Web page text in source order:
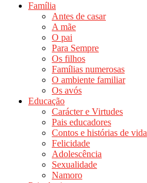
Família
Antes de casar
A mãe
O pai
Para Sempre
Os filhos
Famílias numerosas
O ambiente familiar
Os avós
Educação
Carácter e Virtudes
Pais educadores
Contos e histórias de vida
Felicidade
Adolescência
Sexualidade
Namoro